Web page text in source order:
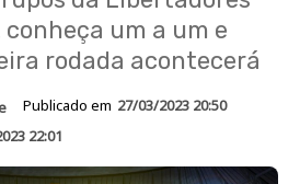
um a um e
rodada acontecerá
Publicado em 27/03/2023 20:50
22:01